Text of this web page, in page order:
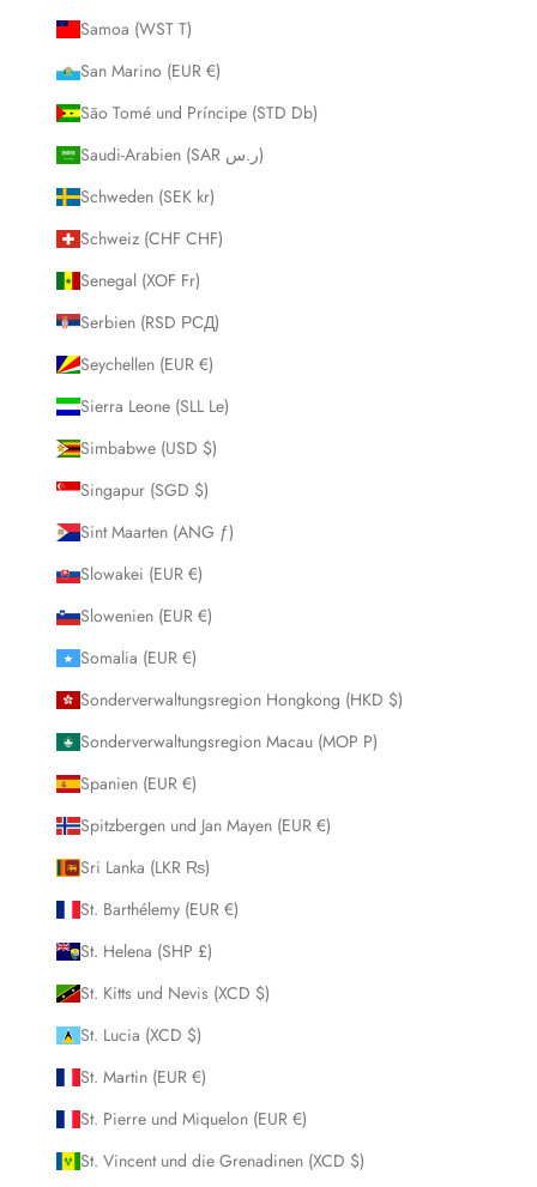
Samoa (WST T)
San Marino (EUR €)
São Tomé und Príncipe (STD Db)
Saudi-Arabien (SAR ر.س)
Schweden (SEK kr)
Schweiz (CHF CHF)
Senegal (XOF Fr)
Serbien (RSD РСД)
Seychellen (EUR €)
Sierra Leone (SLL Le)
Simbabwe (USD $)
Singapur (SGD $)
Sint Maarten (ANG ƒ)
Slowakei (EUR €)
Slowenien (EUR €)
Somalia (EUR €)
Sonderverwaltungsregion Hongkong (HKD $)
Sonderverwaltungsregion Macau (MOP P)
Spanien (EUR €)
Spitzbergen und Jan Mayen (EUR €)
Sri Lanka (LKR ₨)
St. Barthélemy (EUR €)
St. Helena (SHP £)
St. Kitts und Nevis (XCD $)
St. Lucia (XCD $)
St. Martin (EUR €)
St. Pierre und Miquelon (EUR €)
St. Vincent und die Grenadinen (XCD $)